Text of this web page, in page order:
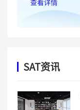
查看详情
SAT资讯